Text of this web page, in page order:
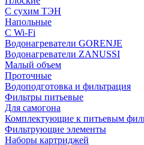
С сухим ТЭН
Напольные
С Wi-Fi
Водонагреватели GORENJE
Водонагреватели ZANUSSI
Малый объем
Проточные
Водоподготовка и фильтрация
Фильтры питьевые
Для самогона
Комплектующие к питьевым
Фильтрующие элементы
Наборы картриджей